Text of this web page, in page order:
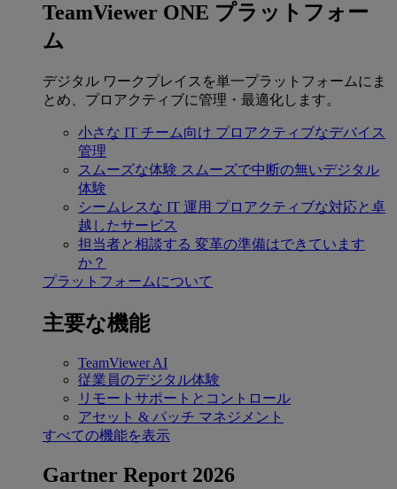
TeamViewer ONE プラットフォー
ム
デジタル ワークプレイスを単一プラットフォームにま
とめ、プロアクティブに管理・最適化します。
小さな IT チーム向け プロアクティブなデバイス
管理
スムーズな体験 スムーズで中断の無いデジタル
体験
シームレスな IT 運用 プロアクティブな対応と卓
越したサービス
担当者と相談する 変革の準備はできています
か？
プラットフォームについて
主要な機能
TeamViewer AI
従業員のデジタル体験
リモートサポートとコントロール
アセット & パッチ マネジメント
すべての機能を表示
Gartner Report 2026